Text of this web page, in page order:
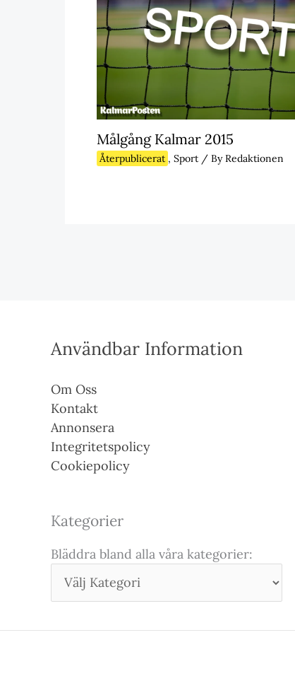
Målgång Kalmar 2015
Återpublicerat , Sport / ByRedaktionen
Användbar Information
Om Oss
Kontakt
Annonsera
Integritetspolicy
Cookiepolicy
Kategorier
Bläddra bland alla våra kategorier: